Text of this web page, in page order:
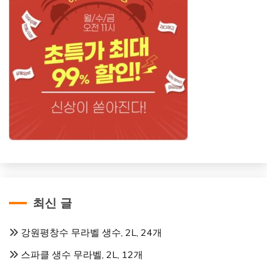
최신 글
강원평창수 무라벨 생수, 2L, 24개
스파클 생수 무라벨, 2L, 12개